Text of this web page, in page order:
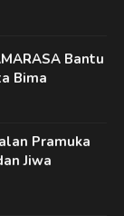
Bantu
Bima
Pramuka
Jiwa